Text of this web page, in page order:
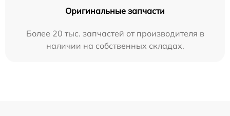
Оригинальные запчасти
Более 20 тыс. запчастей от производителя в
наличии на собственных складах.